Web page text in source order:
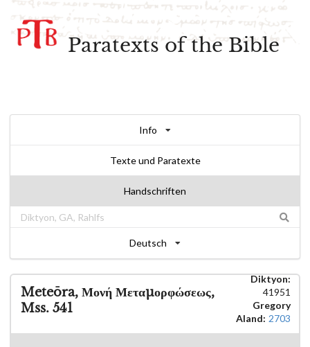
Paratexts of the Bible
Info
Texte und Paratexte
Handschriften
Deutsch
Meteōra, Μονή Μεταμορφώσεως,
Mss. 541
Diktyon:
41951
Gregory
Aland: 2703